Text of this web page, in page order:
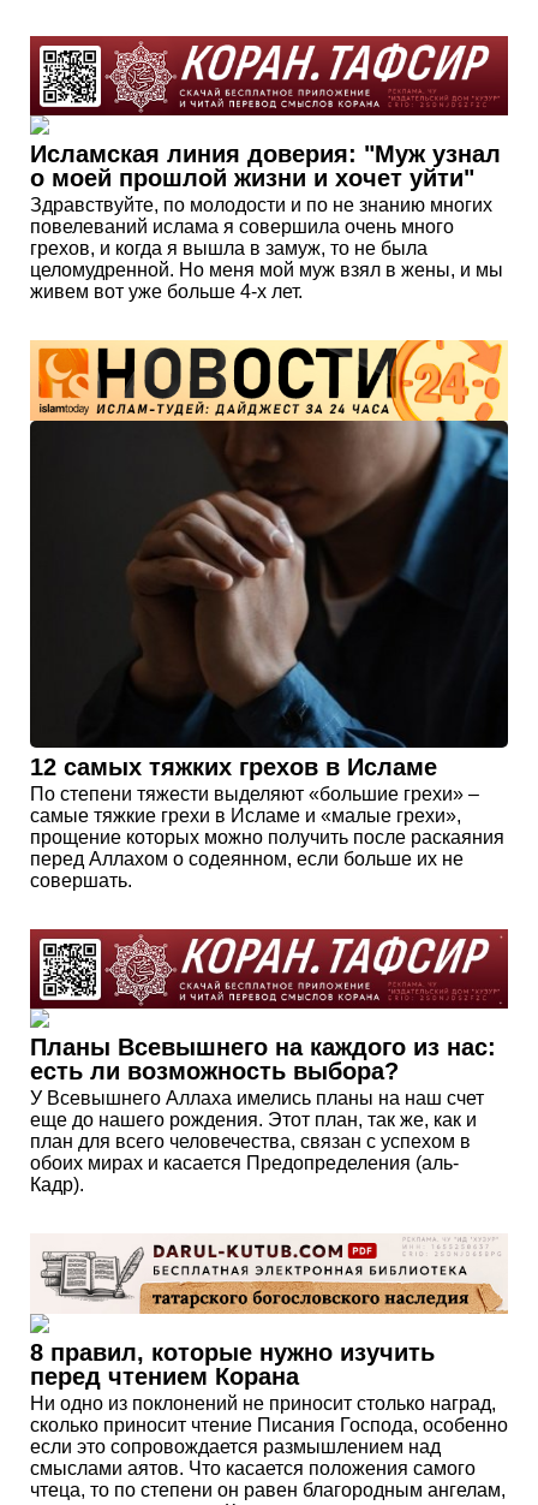
Исламская линия доверия: "Муж узнал
о моей прошлой жизни и хочет уйти"
Здравствуйте, по молодости и по не знанию многих
повелеваний ислама я совершила очень много
грехов, и когда я вышла в замуж, то не была
целомудренной. Но меня мой муж взял в жены, и мы
живем вот уже больше 4-х лет.
12 самых тяжких грехов в Исламе
По степени тяжести выделяют «большие грехи» –
самые тяжкие грехи в Исламе и «малые грехи»,
прощение которых можно получить после раскаяния
перед Аллахом о содеянном, если больше их не
совершать.
Планы Всевышнего на каждого из нас:
есть ли возможность выбора?
У Всевышнего Аллаха имелись планы на наш счет
еще до нашего рождения. Этот план, так же, как и
план для всего человечества, связан с успехом в
обоих мирах и касается Предопределения (аль-
Кадр).
8 правил, которые нужно изучить
перед чтением Корана
Ни одно из поклонений не приносит столько наград,
сколько приносит чтение Писания Господа, особенно
если это сопровождается размышлением над
смыслами аятов. Что касается положения самого
чтеца, то по степени он равен благородным ангелам,